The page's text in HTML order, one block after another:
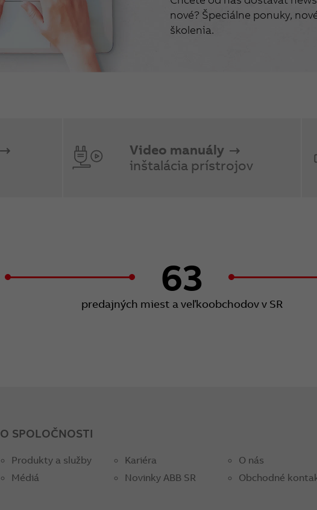
nové? Špeciálne ponuky,
školenia.
Video manuály
inštalácia prístrojov
63
predajných miest a veľkoobchodov v SR
O SPOLOČNOSTI
Produkty a služby
Médiá
Kariéra
Novinky ABB SR
O nás
Obchodné